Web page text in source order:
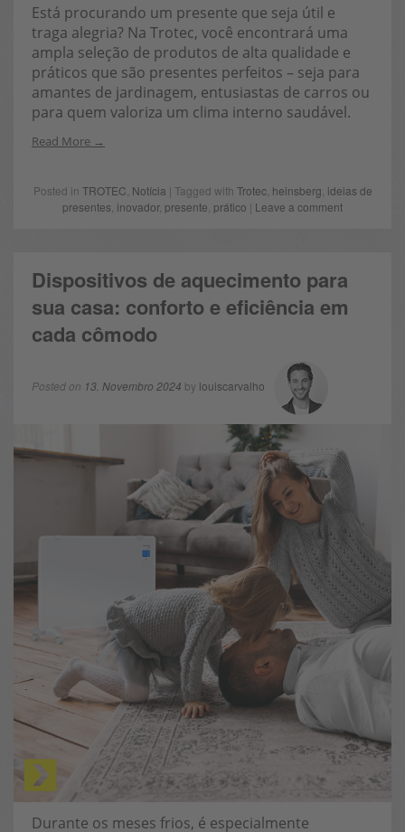
Está procurando um presente que seja útil e
traga alegria? Na Trotec, você encontrará uma
ampla seleção de produtos de alta qualidade e
práticos que são presentes perfeitos – seja para
amantes de jardinagem, entusiastas de carros ou
para quem valoriza um clima interno saudável.
Read More
Posted in TROTEC Notícia | Tagged with Trotec, heinsberg ideias de
presentes inovador, presente prático | Leave a comment
Dispositivos de aquecimento para
sua casa: conforto e eficiência em
cada cômodo
Posted on 13. Novembro 2024 by louiscarvalho
Durante os meses frios, é especialmente